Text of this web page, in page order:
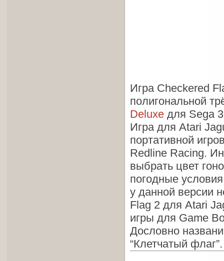
Игра Checkered
полигональной
Deluxe для Sega
Игра для Atari
портативной
Redline Racing.
выбрать цвет
погодные
у данной версии
Flag 2 для Atari
игры для Game
Дословно
“Клетчатый флаг”.